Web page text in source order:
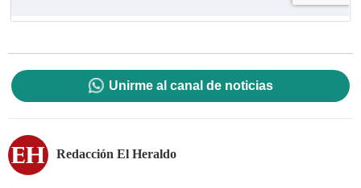
Unirme al canal de noticias
Redacción El Heraldo